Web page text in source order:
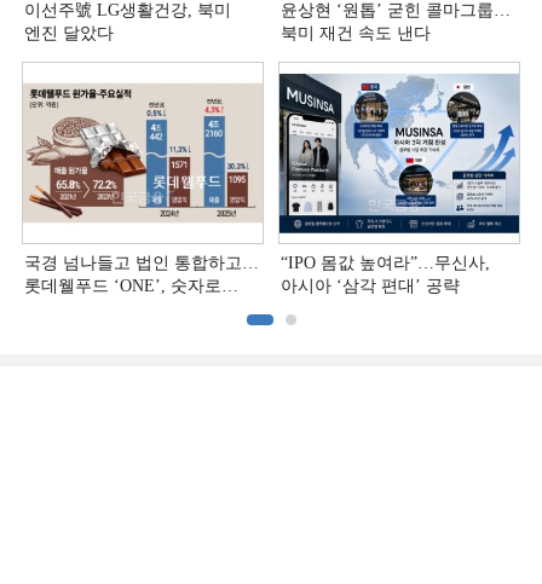
이선주號 LG생활건강, 북미
엔진 달았다
윤상현 ‘원톱ʼ 굳힌 콜마그룹…
북미 재건 속도 낸다
국경 넘나들고 법인 통합하고…
롯데웰푸드 ‘ONE’, 숫자로
“IPO 몸값 높여라”…무신사,
아시아 ‘삼각 편대’ 공략